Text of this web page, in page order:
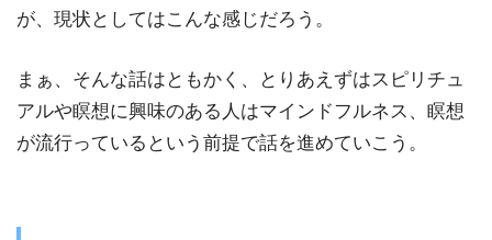
が、現状としてはこんな感じだろう。
まぁ、そんな話はともかく、とりあえずはスピリチュ
アルや瞑想に興味のある人はマインドフルネス、瞑想
が流行っているという前提で話を進めていこう。